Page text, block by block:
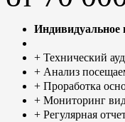
Индивидуальное
+ Технический
+ Анализ
+ Проработка
+ Мониторинг
+ Регулярная